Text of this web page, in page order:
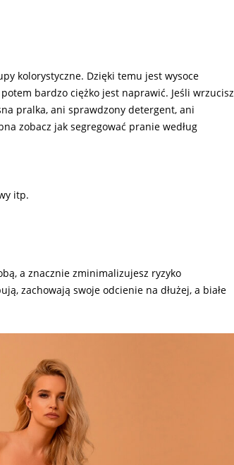
kolorystyczne. Dzięki temu jest wysoce
bardzo ciężko jest naprawić. Jeśli wrzucisz
pralka, ani sprawdzony detergent, ani
zobacz jak segregować pranie według
itp.
a znacznie zminimalizujesz ryzyko
zachowają swoje odcienie na dłużej, a białe